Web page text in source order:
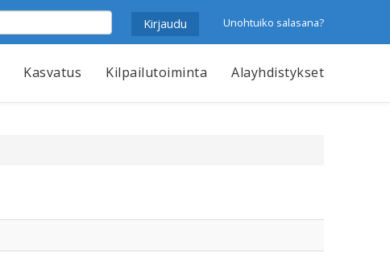
Unohtuiko salasana?
Kasvatus Kilpailutoiminta Alayhdistykset